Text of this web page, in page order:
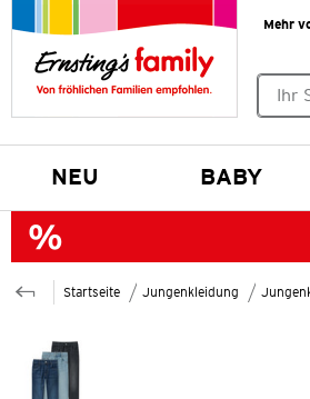
Mehr
NEU BABY
Startseite Jungenkleidung